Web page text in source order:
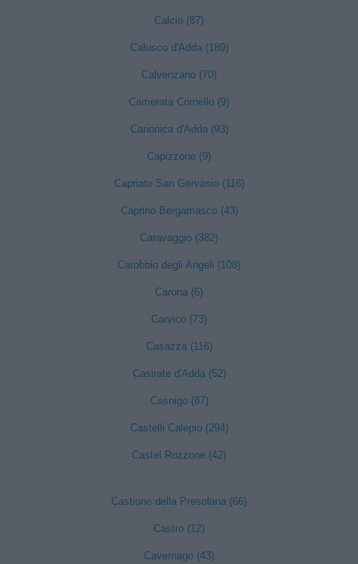
Calcio (87)
Calusco d'Adda (189)
Calvenzano (70)
Camerata Cornello (9)
Canonica d'Adda (93)
Capizzone (9)
Capriate San Gervasio (116)
Caprino Bergamasco (43)
Caravaggio (382)
Carobbio degli Angeli (108)
Carona (6)
Carvico (73)
Casazza (116)
Casirate d'Adda (52)
Casnigo (87)
Castelli Calepio (294)
Castel Rozzone (42)
Castione della Presolana (66)
Castro (12)
Cavernago (43)